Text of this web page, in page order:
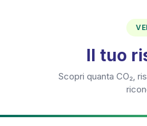
Il tuo
Scopri quanta CO₂,